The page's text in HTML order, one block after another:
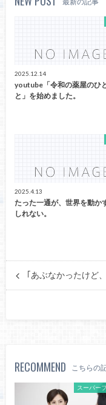
2025.12.14
youtube「令和の薬屋のひ
と」を始めました。
2025.4.13
たった一通が、世界を動か
しれない。
｢あぶなかったけど
RECOMMEND こちらの
スーパー